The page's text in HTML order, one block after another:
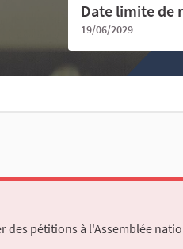
Date limite de
19/06/2029
pétitions à l'Assemblée